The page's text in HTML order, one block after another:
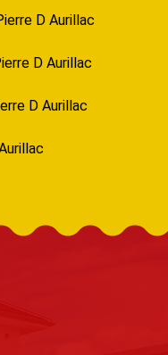
D Aurillac
D Aurillac
D Aurillac